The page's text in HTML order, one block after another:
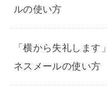
ルの使い方
「横から失礼しま
ネスメールの使い方